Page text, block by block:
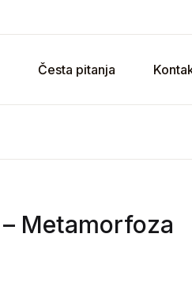
Česta pitanja
– Metamorfoza